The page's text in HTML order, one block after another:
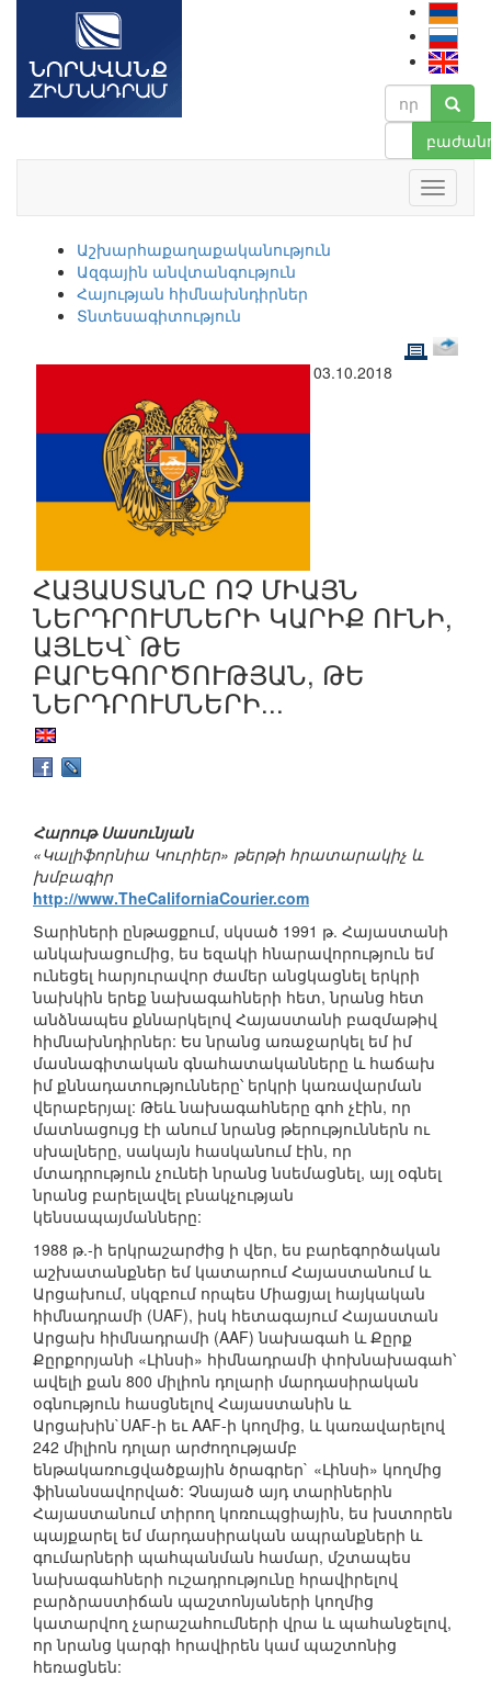
Աշխարհաքաղաքականություն
Ազգային անվտանգություն
Հայության հիմնախնդիրներ
Տնտեսագիտություն
03.10.2018
ՀԱՅԱՍՏԱՆԸ ՈՉ ՄԻԱՅՆ
ՆԵՐԴՐՈՒՄՆԵՐԻ ԿԱՐԻՔ ՈՒՆԻ,
ԱՅԼԵՎ՝ ԹԵ
ԲԱՐԵԳՈՐԾՈՒԹՅԱՆ, ԹԵ
ՆԵՐԴՐՈՒՄՆԵՐԻ...
Հարութ Սասունյան
«Կալիֆորնիա Կուրիեր» թերթի հրատարակիչ և
խմբագիր
http://www.TheCaliforniaCourier.com
Տարիների ընթացքում, սկսած 1991 թ. Հայաստանի
անկախացումից, ես եզակի հնարավորություն եմ
ունեցել հարյուրավոր ժամեր անցկացնել երկրի
նախկին երեք նախագահների հետ, նրանց հետ
անձնապես քննարկելով Հայաստանի բազմաթիվ
հիմնախնդիրներ: Ես նրանց առաջարկել եմ իմ
մասնագիտական գնահատականները և հաճախ
իմ քննադատությունները՝ երկրի կառավարման
վերաբերյալ: Թեև նախագահները գոհ չէին, որ
մատնացույց էի անում նրանց թերություններն ու
սխալները, սակայն հասկանում էին, որ
մտադրություն չունեի նրանց նսեմացնել, այլ օգնել
նրանց բարելավել բնակչության
կենսապայմանները:
1988 թ.-ի երկրաշարժից ի վեր, ես բարեգործական
աշխատանքներ եմ կատարում Հայաստանում և
Արցախում, սկզբում որպես Միացյալ հայկական
հիմնադրամի (UAF), իսկ հետագայում Հայաստան
Արցախ հիմնադրամի (AAF) նախագահ և Քըրք
Քըրքորյանի «Լինսի» հիմնադրամի փոխնախագահ՝
ավելի քան 800 միլիոն դոլարի մարդասիրական
օգնություն հասցնելով Հայաստանին և
Արցախին`UAF-ի եւ AAF-ի կողմից, և կառավարելով
242 միլիոն դոլար արժողությամբ
ենթակառուցվածքային ծրագրեր` «Լինսի» կողմից
ֆինանսավորված: Չնայած այդ տարիներին
Հայաստանում տիրող կոռուպցիային, ես խստորեն
պայքարել եմ մարդասիրական ապրանքների և
գումարների պահպանման համար, մշտապես
նախագահների ուշադրությունը հրավիրելով
բարձրաստիճան պաշտոնյաների կողմից
կատարվող չարաշահումների վրա և պահանջելով,
որ նրանց կարգի հրավիրեն կամ պաշտոնից
հեռացնեն: